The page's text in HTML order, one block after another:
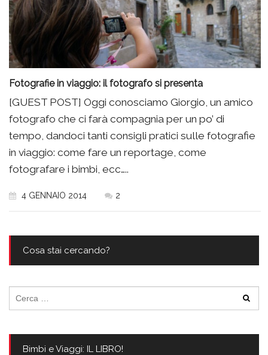
Fotografie in viaggio: il fotografo si presenta
[GUEST POST] Oggi conosciamo Giorgio, un amico
fotografo che ci farà compagnia per un po’ di
tempo, dandoci tanti consigli pratici sulle fotografie
in viaggio: come fare un reportage, come
fotografare i bimbi, ecc…..
4 GENNAIO 2014 2
Cosa stai cercando?
per:
Bimbi e Viaggi: IL LIBRO!